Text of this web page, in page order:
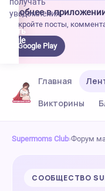
Удобнее в
Откройте посты,
Google Play
уведомления.
Главная
Викторины
Supermoms Club›Форум
СООБЩЕСТВО